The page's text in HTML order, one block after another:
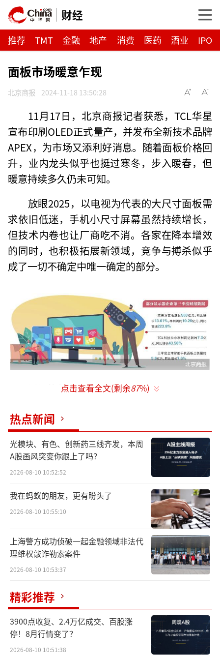
财经
推荐 TMT 金融 地产 消费 医药 酒业 IPO
面板市场暖意乍现
北京商报 2024-11-18 13:50:28
11月17日，北京商报记者获悉，TCL华星
宣布印刷OLED正式量产，并发布全新技术品牌
APEX，为市场又添利好消息。随着面板价格回
升，业内龙头似乎也挺过寒冬，步入暖春，但
暖意持续多久仍未可知。
放眼2025，以电视为代表的大尺寸面板需
求依旧低迷，手机小尺寸屏幕虽然持续增长，
但技术内卷也让厂商吃不消。各家在降本增效
的同时，也积极拓展新领域，竞争与搏杀似乎
成了一切不确定中唯一确定的部分。
以旧换新利好电视
当下面板市场中，“龙头”们表现尚可。
从三季报数据看，京东方三季度营收超过503亿
元，同比增长13.61%，净利润约10.26亿元，
同比高增223.8%；TCL科技扣非净利润达到约
7.3亿元，同比增长43.58%，其中“半导体显
示业务”收入达到约769.6亿元，同比增长25.7
4%。
拉长时间看，大厂的业绩有一个明显的回
暖过程，此前也经历了漫长寒冬。以单季度扣
非净利润看，京东方从2022—2023年中期，都
处于下滑区间，从去年三季度开始有所好转，
但单季度扣非净利润依然没有过亿，如今则回
升5亿—10亿元水平。而TCL科技也差不多经历
了从2021年底至2023年初，连续6个季度的低
迷。
点击查看全文(剩余87%)
热点新闻
光模块、有色、创新药三线齐发，本周
A股画风突变你跟上了吗？
2026-08-10 10:52:52
我在蚂蚁的朋友，更有盼头了
2026-08-10 10:55:10
上海警方成功侦破一起金融领域非法代
理维权敲诈勒索案件
2026-08-10 10:53:37
精彩推荐
3900点收复、2.4万亿成交、百股涨
停！8月行情变了？
2026-08-10 10:51:38